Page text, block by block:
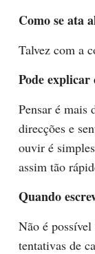
Como se ata
Talvez com a
Pode explicar
Pensar é mais
direcções e
ouvir é
assim tão
Quando
Não é
tentativas de